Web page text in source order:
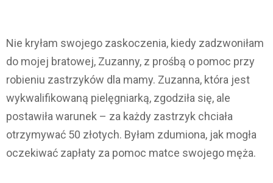
Nie kryłam swojego zaskoczenia, kiedy zadzwoniłam
do mojej bratowej, Zuzanny, z prośbą o pomoc przy
robieniu zastrzyków dla mamy. Zuzanna, która jest
wykwalifikowaną pielęgniarką, zgodziła się, ale
postawiła warunek – za każdy zastrzyk chciała
otrzymywać 50 złotych. Byłam zdumiona, jak mogła
oczekiwać zapłaty za pomoc matce swojego męża.